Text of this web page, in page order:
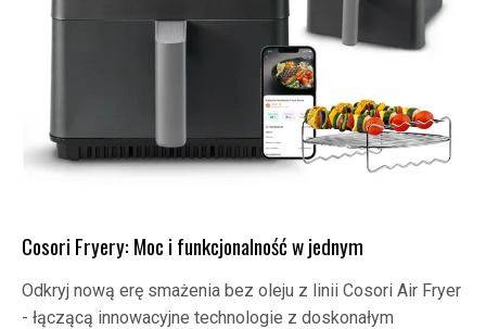
Cosori Fryery: Moc i funkcjonalność w jednym
Odkryj nową erę smażenia bez oleju z linii Cosori Air Fryer
- łączącą innowacyjne technologie z doskonałym